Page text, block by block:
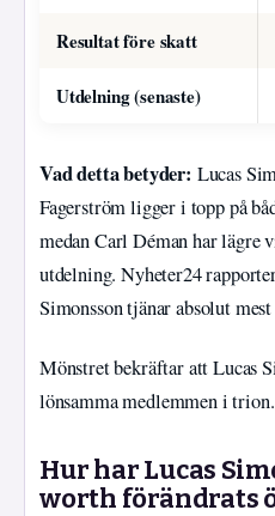
Resultat före skatt
Utdelning (senaste)
Vad detta betyder: Lucas
Fagerström ligger i topp på
medan Carl Déman har lägre
utdelning. Nyheter24
Simonsson tjänar absolut
Mönstret bekräftar att Lucas
lönsamma medlemmen i trion.
Hur har Lucas
worth förändrats